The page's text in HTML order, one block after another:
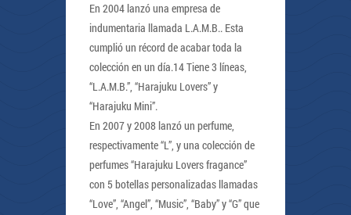
En 2004 lanzó una empresa de
indumentaria llamada L.A.M.B.. Esta
cumplió un récord de acabar toda la
colección en un día.14 Tiene 3 líneas,
“L.A.M.B.”, “Harajuku Lovers” y
“Harajuku Mini”.
En 2007 y 2008 lanzó un perfume,
respectivamente “L”, y una colección de
perfumes “Harajuku Lovers fragance”
con 5 botellas personalizadas llamadas
“Love”, “Angel”, “Music”, “Baby” y “G” que